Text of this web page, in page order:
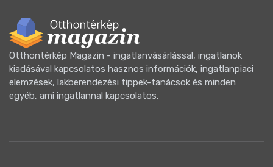
Otthontérkép Magazin - ingatlanvásárlással, ingatlanok
kiadásával kapcsolatos hasznos információk, ingatlanpiaci
elemzések, lakberendezési tippek-tanácsok és minden
egyéb, ami ingatlannal kapcsolatos.